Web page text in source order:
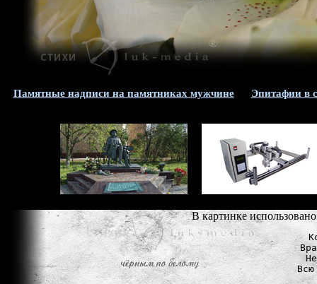
Памятные надписи на памятниках мужчине Эпитафии в
В картинке